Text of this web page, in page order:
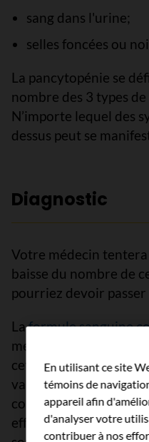
sang dans l'urine;
selles foncées ou
La pancytopénie se
nombre des 3 types
N’importe lequel des
dessus peut se
Diagnostic
Votre médecin
baisse du nombre de
pourriez devoir passer
Laformule sanguine
mesurer les taux des
cette analyse avant
valeurs de référence
comparer les résultats
effectuées pendant et
En utilisant ce site
témoins de
appareil afin
d'analyser votre
contribuer à nos